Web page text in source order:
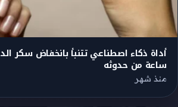
ساعة من حدوثه
منذ شهر